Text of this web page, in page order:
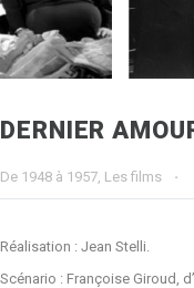
DERNIER
De 1948 à 1957, Les films ·
Réalisation : Jean Stelli.
Scénario : Françoise Giroud,